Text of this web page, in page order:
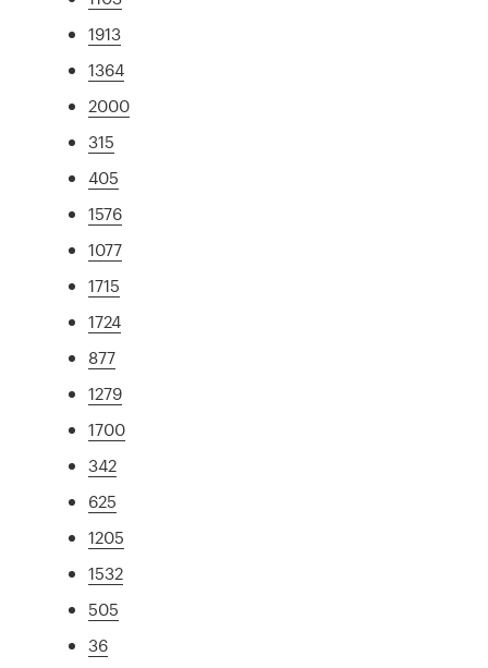
1913
1364
2000
315
405
1576
1077
1715
1724
877
1279
1700
342
625
1205
1532
505
36